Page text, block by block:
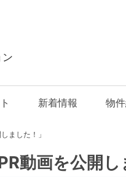
限
社
東
不
産
新着情報 物
ました！」
動画を公開し